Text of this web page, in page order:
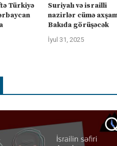
Türkiyə
Suriyalı və israilli
nazirlər cümə
Bakıda görüşəcək
İyul 31, 2025